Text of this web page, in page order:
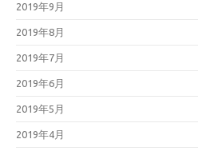
2019年9月
2019年8月
2019年7月
2019年6月
2019年5月
2019年4月